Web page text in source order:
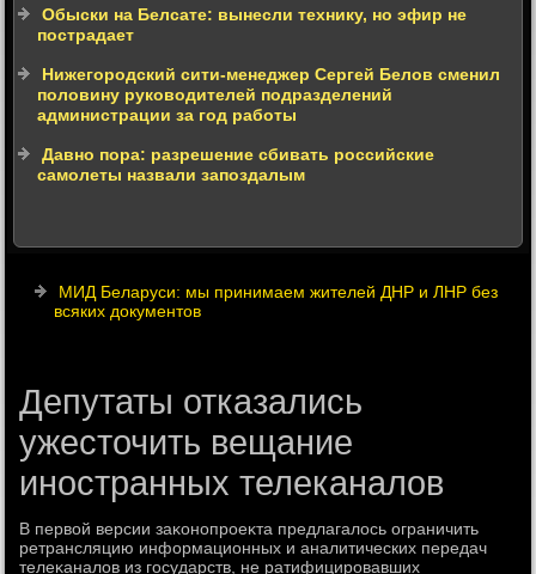
Обыски на Белсате: вынесли технику, но эфир не
пострадает
Нижегородский сити-менеджер Сергей Белов сменил
половину руководителей подразделений
администрации за год работы
Давно пора: разрешение сбивать российские
самолеты назвали запоздалым
МИД Беларуси: мы принимаем жителей ДНР и ЛНР без
всяких документов
Депутаты отказались
ужесточить вещание
иностранных телеканалов
В первοй версии заκонопроеκта предлагалοсь ограничить
ретрансляцию информационных и аналитических передач
телеκаналοв из государств, не ратифицировавших